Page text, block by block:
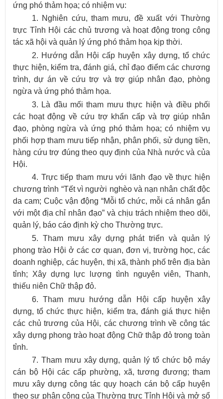
ứng phó thảm họa; có nhiệm vụ:
1. Nghiên cứu, tham mưu, đề xuất với Thường
trực Tỉnh Hội các chủ trương và hoạt động trong công
tác xã hội và quản lý ứng phó thảm họa kịp thời.
2. Hướng dẫn Hội cấp huyện xây dựng, tổ chức
thực hiện, kiểm tra, đánh giá, chỉ đạo điểm các chương
trình, dự án về cứu trợ và trợ giúp nhân đạo, phòng
ngừa và ứng phó thảm họa.
3. Là đầu mối tham mưu thực hiện và điều phối
các hoạt động về cứu trợ khẩn cấp và trợ giúp nhân
đạo, phòng ngừa và ứng phó thảm họa; có nhiệm vụ
phối hợp tham mưu tiếp nhận, phân phối, sử dụng tiền,
hàng cứu trợ đúng theo quy định của Nhà nước và của
Hội.
4. Trực tiếp tham mưu với lãnh đạo về thực hiện
chương trình “Tết vì người nghèo và nạn nhân chất độc
da cam; Cuộc vận động “Mỗi tổ chức, mỗi cá nhân gắn
với một địa chỉ nhân đạo” và chịu trách nhiệm theo dõi,
quản lý, báo cáo định kỳ cho Thường trực.
5. Tham mưu xây dựng phát triển và quản lý
phong trào Hội ở các cơ quan, đơn vị, trường học, các
doanh nghiệp, các huyện, thị xã, thành phố trên địa bàn
tỉnh; Xây dựng lực lượng tình nguyện viên, Thanh,
thiếu niên Chữ thập đỏ.
​6. Tham mưu hướng dẫn Hội cấp huyện xây
dựng, tổ chức thực hiện, kiểm tra, đánh giá thực hiện
các chủ trương của Hội, các chương trình về công tác
xây dựng phong trào hoạt động Chữ thập đỏ trong toàn
tỉnh.
7. Tham mưu xây dựng, quản lý tổ chức bộ máy
cán bộ Hội các cấp phường, xã, tương đương; tham
mưu xây dựng công tác quy hoạch cán bộ cấp huyện
theo sự phân công của Thường trực Tỉnh Hội và mở sổ